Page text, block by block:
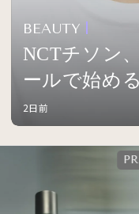
BEAUTY
NCTチソン
ールで始め
2日前